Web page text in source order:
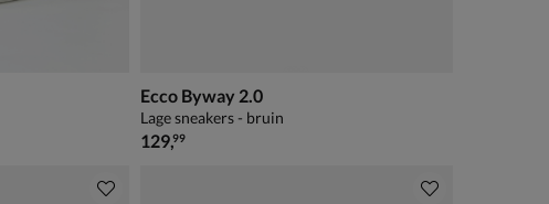
Ecco Byway 2.0
Lage sneakers - bruin
€ 129,99
129,99